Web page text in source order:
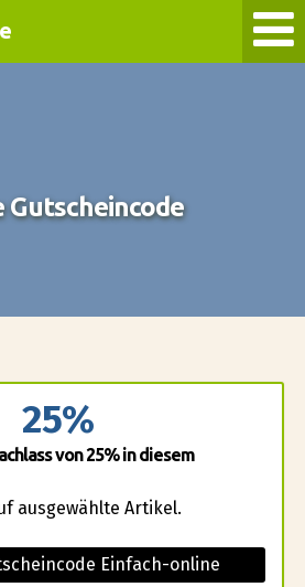
25%
von 25% in diesem
ausgewählte Artikel.
Einfach-online